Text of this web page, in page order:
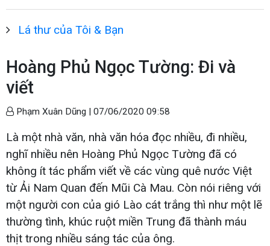
Lá thư của Tôi & Bạn
Hoàng Phủ Ngọc Tường: Đi và
viết
Phạm Xuân Dũng | 07/06/2020 09:58
Là một nhà văn, nhà văn hóa đọc nhiều, đi nhiều,
nghĩ nhiều nên Hoàng Phủ Ngọc Tường đã có
không ít tác phẩm viết về các vùng quê nước Việt
từ Ải Nam Quan đến Mũi Cà Mau. Còn nói riêng với
một người con của gió Lào cát trắng thì như một lẽ
thường tình, khúc ruột miền Trung đã thành máu
thịt trong nhiều sáng tác của ông.